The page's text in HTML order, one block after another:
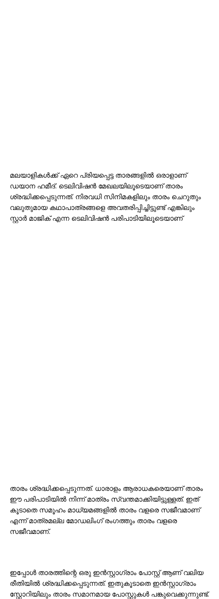
മലയാളികൾക്ക് ഏറെ പ്രിയപ്പെട്ട താരങ്ങളിൽ ഒരാളാണ്
ഡയാന ഹമീദ്. ടെലിവിഷൻ മേഖലയിലൂടെയാണ് താരം
ശ്രദ്ധിക്കപ്പെടുന്നത്. നിരവധി സിനിമകളിലും താരം ചെറുതും
വലുതുമായ കഥാപാത്രങ്ങളെ അവതരിപ്പിച്ചിട്ടുണ്ട് എങ്കിലും
സ്റ്റാർ മാജിക് എന്ന ടെലിവിഷൻ പരിപാടിയിലൂടെയാണ്
താരം ശ്രദ്ധിക്കപ്പെടുന്നത്. ധാരാളം ആരാധകരെയാണ് താരം
ഈ പരിപാടിയിൽ നിന്ന് മാത്രം സ്വന്തമാക്കിയിട്ടുള്ളത്. ഇത്
കൂടാതെ സമൂഹം മാധ്യമങ്ങളിൽ താരം വളരെ സജീവമാണ്
എന്ന് മാത്രമല്ല മോഡലിംഗ് രംഗത്തും താരം വളരെ
സജീവമാണ്.
ഇപ്പോൾ താരത്തിന്റെ ഒരു ഇൻസ്റ്റാഗ്രാം പോസ്റ്റ് ആണ് വലിയ
രീതിയിൽ ശ്രദ്ധിക്കപ്പെടുന്നത്. ഇതുകൂടാതെ ഇൻസ്റ്റാഗ്രാം
സ്റ്റോറിയിലും താരം സമാനമായ പോസ്റ്റുകൾ പങ്കുവെക്കുന്നുണ്ട്.